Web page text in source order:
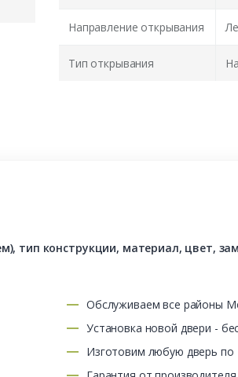
Направление открывания
Тип открывания
конструкции, материал, цвет,
Обслуживаем все районы
Установка новой двери -
Изготовим любую дверь по